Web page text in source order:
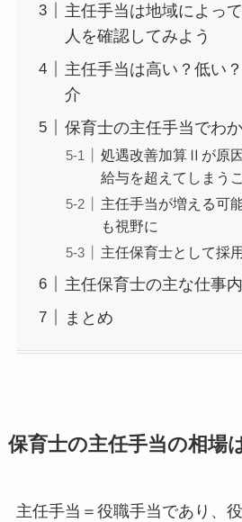
主任手当は地域によっ
人を確認してみよう
主任手当は高い？低い
介
保育士の主任手当でわ
処遇改善加算Ⅱが原
給与を超えてしまう
主任手当が増える可
も視野に
主任保育士として採
主任保育士の主な仕事
まとめ
保育士の主任手当の相場
主任手当＝役職手当であり、